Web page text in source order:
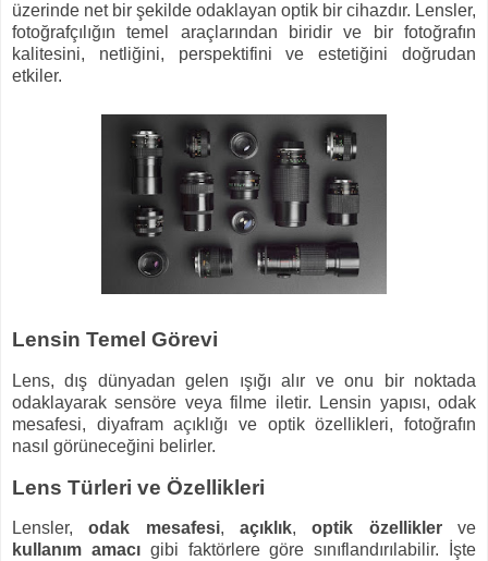
üzerinde net bir şekilde odaklayan optik bir cihazdır. Lensler,
fotoğrafçılığın temel araçlarından biridir ve bir fotoğrafın
kalitesini, netliğini, perspektifini ve estetiğini doğrudan
etkiler.
Lensin Temel Görevi
Lens, dış dünyadan gelen ışığı alır ve onu bir noktada
odaklayarak sensöre veya filme iletir. Lensin yapısı, odak
mesafesi, diyafram açıklığı ve optik özellikleri, fotoğrafın
nasıl görüneceğini belirler.
Lens Türleri ve Özellikleri
Lensler,odak mesafesi,açıklık,optik özelliklerve
kullanım amacıgibi faktörlere göre sınıflandırılabilir. İşte